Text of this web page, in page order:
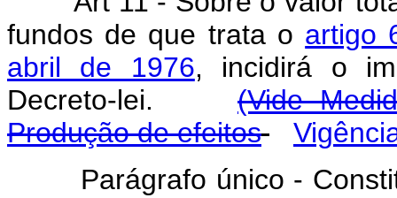
fundos de que trata o artigo
abril de 1976, incidirá o
Decreto-lei. (Vide
Produção de efeitos
Parágrafo único -